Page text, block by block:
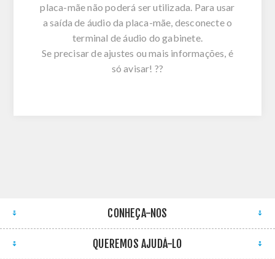
placa-mãe não poderá ser utilizada. Para usar
a saída de áudio da placa-mãe, desconecte o
terminal de áudio do gabinete.
Se precisar de ajustes ou mais informações, é
só avisar! ??
CONHEÇA-NOS
QUEREMOS AJUDÁ-LO